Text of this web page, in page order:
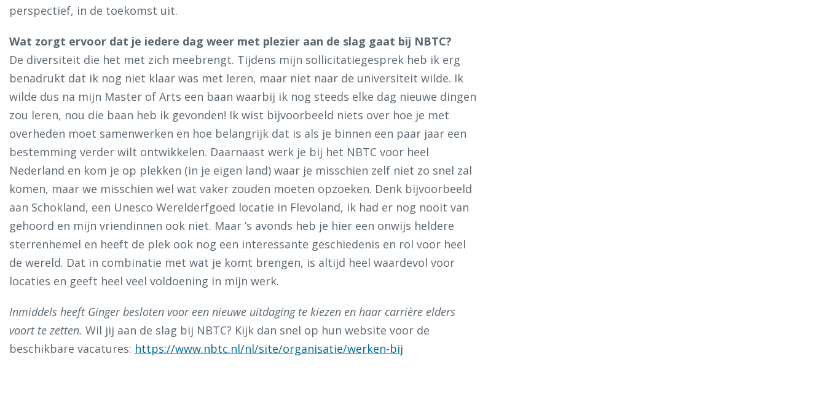
perspectief, in de toekomst uit.
Wat zorgt ervoor dat je iedere dag weer met plezier aan de slag gaat bij NBTC?
De diversiteit die het met zich meebrengt. Tijdens mijn sollicitatiegesprek heb ik erg
benadrukt dat ik nog niet klaar was met leren, maar niet naar de universiteit wilde. Ik
wilde dus na mijn Master of Arts een baan waarbij ik nog steeds elke dag nieuwe dingen
zou leren, nou die baan heb ik gevonden! Ik wist bijvoorbeeld niets over hoe je met
overheden moet samenwerken en hoe belangrijk dat is als je binnen een paar jaar een
bestemming verder wilt ontwikkelen. Daarnaast werk je bij het NBTC voor heel
Nederland en kom je op plekken (in je eigen land) waar je misschien zelf niet zo snel zal
komen, maar we misschien wel wat vaker zouden moeten opzoeken. Denk bijvoorbeeld
aan Schokland, een Unesco Werelderfgoed locatie in Flevoland, ik had er nog nooit van
gehoord en mijn vriendinnen ook niet. Maar ’s avonds heb je hier een onwijs heldere
sterrenhemel en heeft de plek ook nog een interessante geschiedenis en rol voor heel
de wereld. Dat in combinatie met wat je komt brengen, is altijd heel waardevol voor
locaties en geeft heel veel voldoening in mijn werk.
Inmiddels heeft Ginger besloten voor een nieuwe uitdaging te kiezen en haar carrière elders
voort te zetten. Wil jij aan de slag bij NBTC? Kijk dan snel op hun website voor de
beschikbare vacatures: https://www.nbtc.nl/nl/site/organisatie/werken-bij